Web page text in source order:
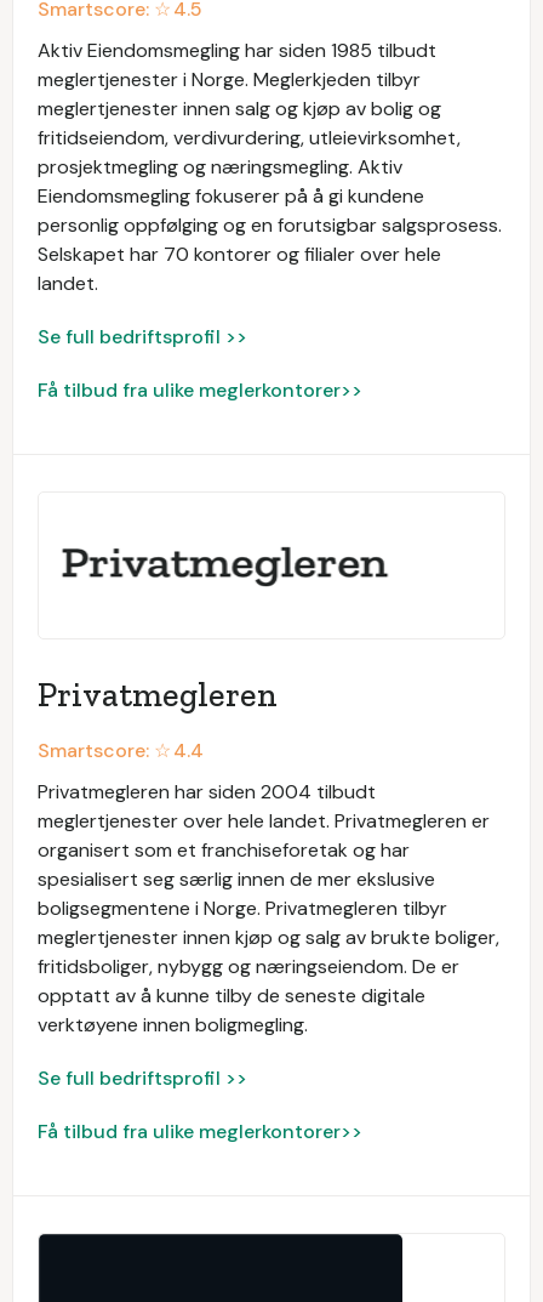
Smartscore: ☆4.5
Aktiv Eiendomsmegling har siden 1985 tilbudt
meglertjenester i Norge. Meglerkjeden tilbyr
meglertjenester innen salg og kjøp av bolig og
fritidseiendom, verdivurdering, utleievirksomhet,
prosjektmegling og næringsmegling. Aktiv
Eiendomsmegling fokuserer på å gi kundene
personlig oppfølging og en forutsigbar salgsprosess.
Selskapet har 70 kontorer og filialer over hele
landet.
Se full bedriftsprofil >>
Få tilbud fra ulike meglerkontorer>>
Privatmegleren
Smartscore: ☆4.4
Privatmegleren har siden 2004 tilbudt
meglertjenester over hele landet. Privatmegleren er
organisert som et franchiseforetak og har
spesialisert seg særlig innen de mer ekslusive
boligsegmentene i Norge. Privatmegleren tilbyr
meglertjenester innen kjøp og salg av brukte boliger,
fritidsboliger, nybygg og næringseiendom. De er
opptatt av å kunne tilby de seneste digitale
verktøyene innen boligmegling.
Se full bedriftsprofil >>
Få tilbud fra ulike meglerkontorer>>